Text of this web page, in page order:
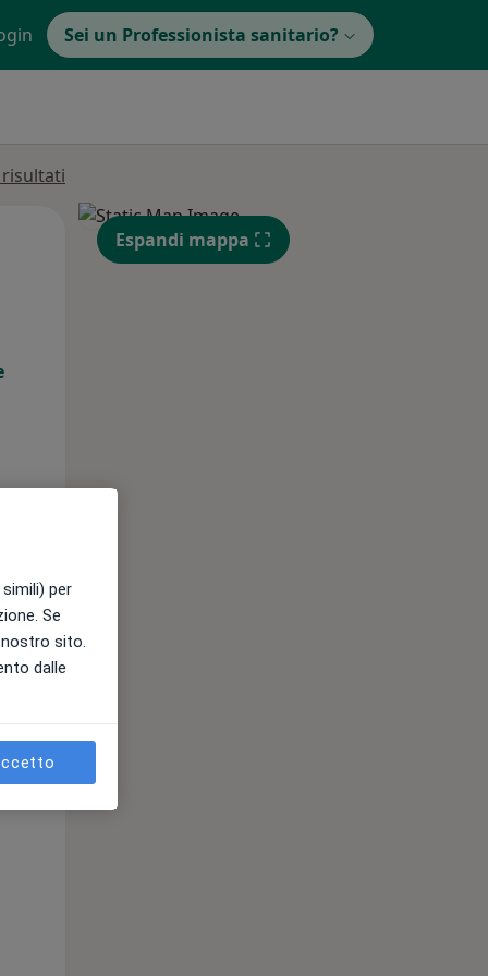
Sei un Professionista sanitario?
Gio, Ven,
14 Ago
12 Ago
Espandi mappa
per
Se
sito.
dalle